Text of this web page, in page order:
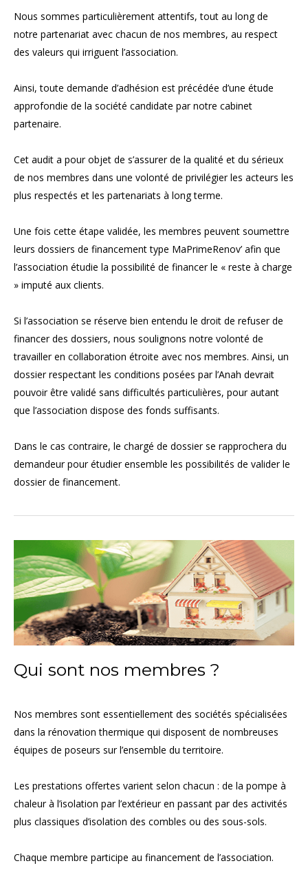
Nous sommes particulièrement attentifs, tout au long de
notre partenariat avec chacun de nos membres, au respect
des valeurs qui irriguent l’association.
Ainsi, toute demande d’adhésion est précédée d’une étude
approfondie de la société candidate par notre cabinet
partenaire.
Cet audit a pour objet de s’assurer de la qualité et du sérieux
de nos membres dans une volonté de privilégier les acteurs les
plus respectés et les partenariats à long terme.
Une fois cette étape validée, les membres peuvent soumettre
leurs dossiers de financement type MaPrimeRenov’ afin que
l’association étudie la possibilité de financer le « reste à charge
» imputé aux clients.
Si l’association se réserve bien entendu le droit de refuser de
financer des dossiers, nous soulignons notre volonté de
travailler en collaboration étroite avec nos membres. Ainsi, un
dossier respectant les conditions posées par l’Anah devrait
pouvoir être validé sans difficultés particulières, pour autant
que l’association dispose des fonds suffisants.
Dans le cas contraire, le chargé de dossier se rapprochera du
demandeur pour étudier ensemble les possibilités de valider le
dossier de financement.
Qui sont nos membres ?
Nos membres sont essentiellement des sociétés spécialisées
dans la rénovation thermique qui disposent de nombreuses
équipes de poseurs sur l’ensemble du territoire.
Les prestations offertes varient selon chacun : de la pompe à
chaleur à l’isolation par l’extérieur en passant par des activités
plus classiques d’isolation des combles ou des sous-sols.
Chaque membre participe au financement de l’association.